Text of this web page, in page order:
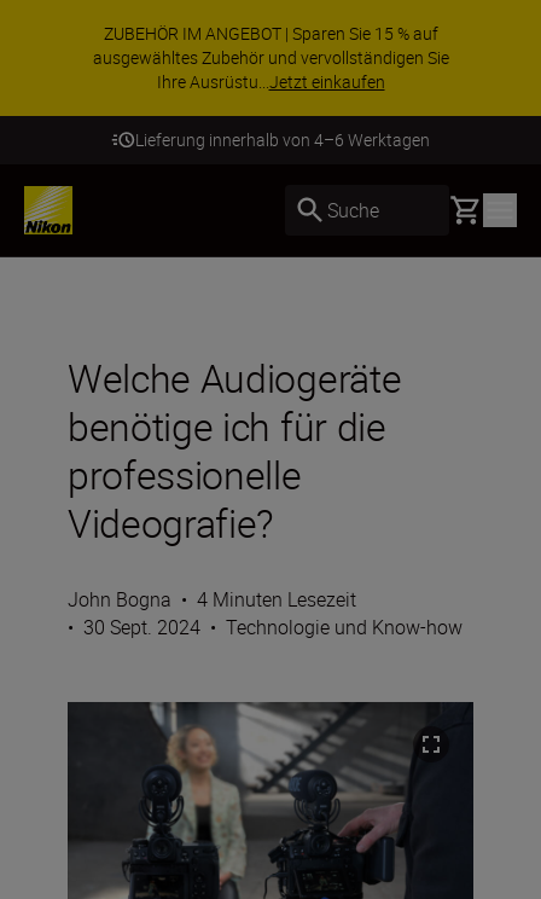
ZUBEHÖR IM ANGEBOT | Sparen Sie 15 % auf
ausgewähltes Zubehör und vervollständigen Sie
Ihre Ausrüstu...Jetzt einkaufen
Lieferung innerhalb von 4–6 Werktagen
Suche Basket
Welche Audiogeräte
benötige ich für die
professionelle
Videografie?
John Bogna • 4 Minuten Lesezeit
• 30 Sept. 2024 • Technologie und Know-how